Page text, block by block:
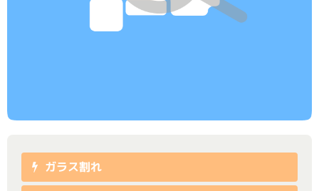
ガラス割れ